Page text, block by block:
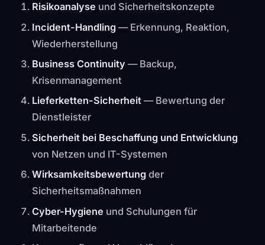
Risikoanalyse und Sicherheitskonzepte
Incident-Handling — Erkennung, Reaktion,
Wiederherstellung
Business Continuity — Backup,
Krisenmanagement
Lieferketten-Sicherheit — Bewertung der
Dienstleister
Sicherheit bei Beschaffung und Entwicklung
von Netzen und IT-Systemen
Wirksamkeitsbewertung der
Sicherheitsmaßnahmen
Cyber-Hygiene und Schulungen für
Mitarbeitende